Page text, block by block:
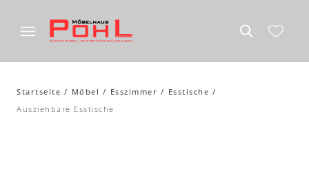
Startseite Möbel Esszimmer
Esstische
Ausziehbare Esstische